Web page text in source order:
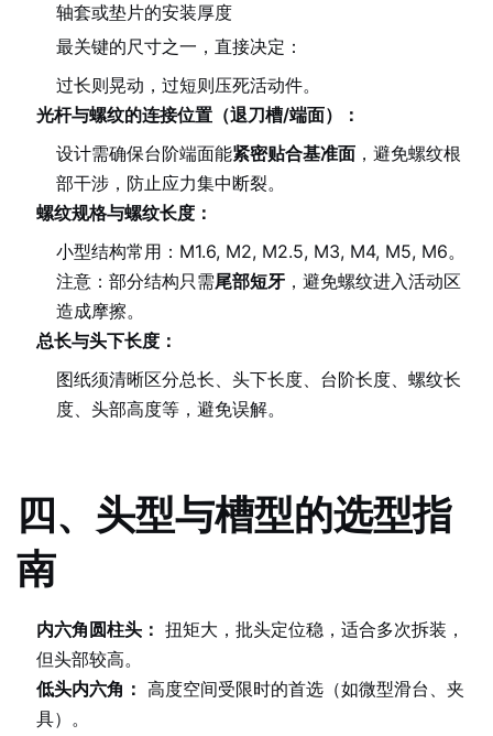
轴套或垫片的安装厚度
最关键的尺寸之一，直接决定：
过长则晃动，过短则压死活动件。
光杆与螺纹的连接位置（退刀槽/端面）：
设计需确保台阶端面能紧密贴合基准面 ，避免螺纹根
部干涉，防止应力集中断裂。
螺纹规格与螺纹长度：
小型结构常用：M1.6, M2, M2.5, M3, M4, M5, M6。
注意：部分结构只需尾部短牙 ，避免螺纹进入活动区
造成摩擦。
总长与头下长度：
图纸须清晰区分总长、头下长度、台阶长度、螺纹长
度、头部高度等，避免误解。
四、头型与槽型的选型指
南
内六角圆柱头： 扭矩大，批头定位稳，适合多次拆装，
但头部较高。
低头内六角： 高度空间受限时的首选（如微型滑台、夹
具）。